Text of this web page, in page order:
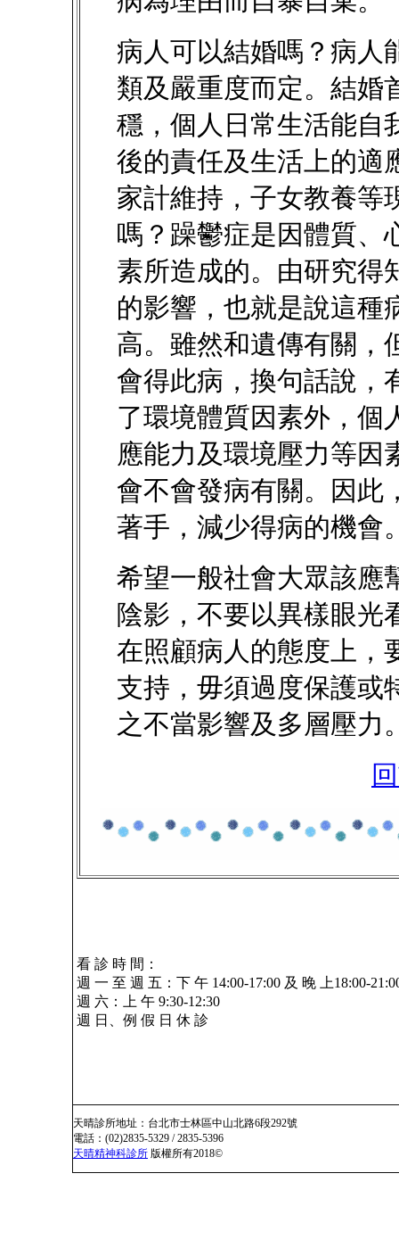
病人可以結婚嗎？病人
類及嚴重度而定。結婚
穩，個人日常生活能自
後的責任及生活上的適
家計維持，子女教養等
嗎？躁鬱症是因體質、
素所造成的。由研究得
的影響，也就是說這種
高。雖然和遺傳有關，
會得此病，換句話說，
了環境體質因素外，個
應能力及環境壓力等因
會不會發病有關。因此
著手，減少得病的機會
希望一般社會大眾該應
陰影，不要以異樣眼光
在照顧病人的態度上，
支持，毋須過度保護或
之不當影響及多層壓力
看 診 時 間：
週 一 至 週 五：下 午 14:00-17:00 及 晚 上18:00-
週 六：上 午 9:30-12:30
週 日、例 假 日 休 診
天晴診所地址：台北市士林區中山北路6段292號
電話：(02)2835-5329 / 2835-5396
天晴精神科診所 版權所有2018©